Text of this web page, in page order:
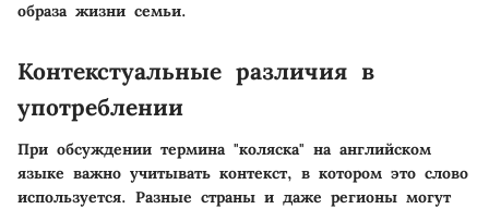
образа жизни семьи.
Контекстуальные различия в
употреблении
При обсуждении термина "коляска" на английском
языке важно учитывать контекст, в котором это слово
используется. Разные страны и даже регионы могут